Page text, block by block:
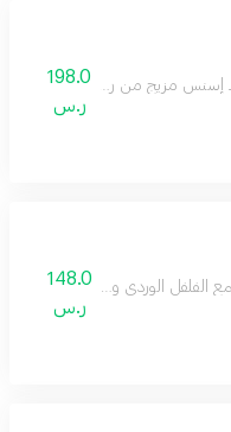
إسنس مزيج من روائح عطرية من
198.0
ر.س
الفلفل الوردي والكهرمان والعنبر
148.0
ر.س